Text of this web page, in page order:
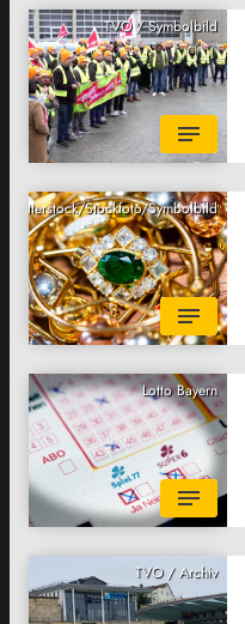
TVO / Symbolbild
Shutterstock/Stockfoto/Symbolbild
Lotto Bayern
TVO / Archiv